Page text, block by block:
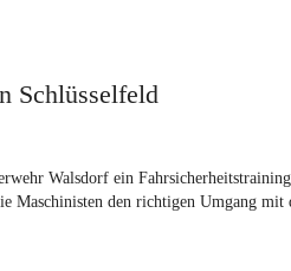
Schlüsselfeld
Walsdorf ein
Maschinisten den richtigen Umgang mit